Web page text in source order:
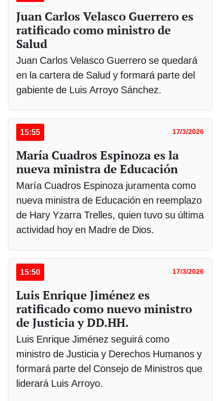
Juan Carlos Velasco Guerrero es
ratificado como ministro de
Salud
Juan Carlos Velasco Guerrero se quedará
en la cartera de Salud y formará parte del
gabiente de Luis Arroyo Sánchez.
15:55 17/3/2026
María Cuadros Espinoza es la
nueva ministra de Educación
María Cuadros Espinoza juramenta como
nueva ministra de Educación en reemplazo
de Hary Yzarra Trelles, quien tuvo su última
actividad hoy en Madre de Dios.
15:50 17/3/2026
Luis Enrique Jiménez es
ratificado como nuevo ministro
de Justicia y DD.HH.
Luis Enrique Jiménez seguirá como
ministro de Justicia y Derechos Humanos y
formará parte del Consejo de Ministros que
liderará Luis Arroyo.